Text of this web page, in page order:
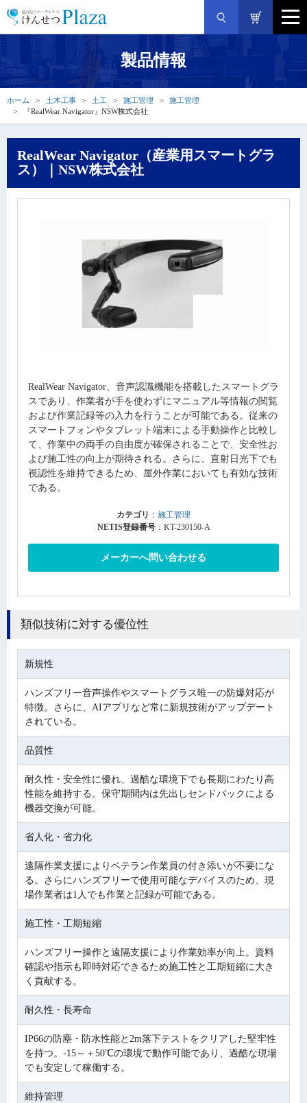
製品情報
ホーム 土木工事 土工 施工管理
施工管理
『RealWear Navigator』NSW株式会社
RealWear Navigator（産業用スマートグラ
ス）｜NSW株式会社
RealWear Navigator、音声認識機能を搭載したスマートグラ
スであり、作業者が手を使わずにマニュアル等情報の閲覧
および作業記録等の入力を行うことが可能である。従来の
スマートフォンやタブレット端末による手動操作と比較し
て、作業中の両手の自由度が確保されることで、安全性お
よび施工性の向上が期待される。さらに、直射日光下でも
視認性を維持できるため、屋外作業においても有効な技術
である。
カテゴリ ： 施工管理
NETIS登録番号：KT-230150-A
メーカーへ問い合わせる
類似技術に対する優位性
新規性
ハンズフリー音声操作やスマートグラス唯一の防爆対応が
特徴。さらに、AIアプリなど常に新規技術がアップデート
されている。
品質性
耐久性・安全性に優れ、過酷な環境下でも長期にわたり高
性能を維持する。保守期間内は先出しセンドバックによる
機器交換が可能。
省人化・省力化
遠隔作業支援によりベテラン作業員の付き添いが不要にな
る。さらにハンズフリーで使用可能なデバイスのため、現
場作業者は1人でも作業と記録が可能である。
施工性・工期短縮
ハンズフリー操作と遠隔支援により作業効率が向上。資料
確認や指示も即時対応できるため施工性と工期短縮に大き
く貢献する。
耐久性・長寿命
IP66の防塵・防水性能と2m落下テストをクリアした堅牢性
を持つ。-15～＋50℃の環境で動作可能であり、過酷な現場
でも安定して稼働する。
維持管理